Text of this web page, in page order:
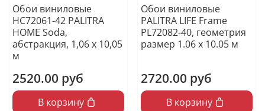
Обои виниловые
HC72061-42 PALITRA
HOME Soda,
абстракция, 1,06 х 10,05
м
2520.00 руб
В корзину
Обои виниловые
PALITRA LIFE Frame
PL72082-40, геометрия
размер 1.06 х 10.05 м
2720.00 руб
В корзину